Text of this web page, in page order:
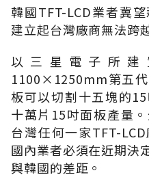
韓國TFT-LCD業者冀
建立起台灣廠商無法跨
以三星電子所
1100×1250mm第五
板可以切割十五塊的
十萬片15吋面板產量
台灣任何一家TFT-
國內業者必須在近期決
與韓國的差距。